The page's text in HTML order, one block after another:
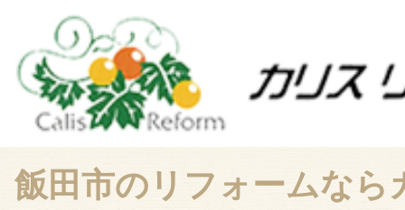
飯田市のリフォームな